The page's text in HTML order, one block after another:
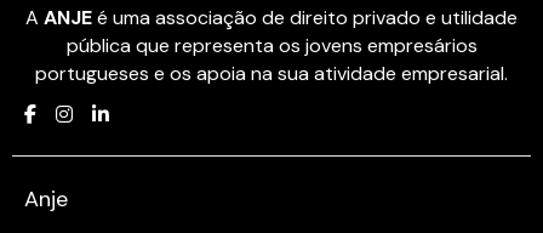
A ANJEé uma associação de direito privado e utilidade
pública que representa os jovens empresários
portugueses e os apoia na sua atividade empresarial.
Anje